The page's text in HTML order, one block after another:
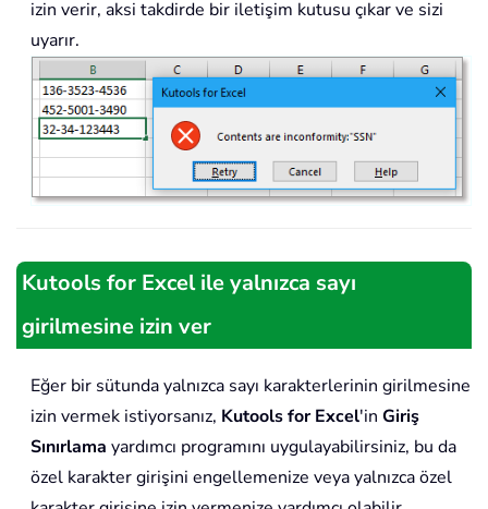
izin verir, aksi takdirde bir iletişim kutusu çıkar ve sizi
uyarır.
Kutools for Excel ile yalnızca sayı
girilmesine izin ver
Eğer bir sütunda yalnızca sayı karakterlerinin girilmesine
izin vermek istiyorsanız, Kutools for Excel'in Giriş
Sınırlama yardımcı programını uygulayabilirsiniz, bu da
özel karakter girişini engellemenize veya yalnızca özel